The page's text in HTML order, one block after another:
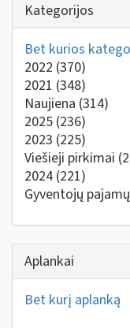
Kategorijos
Bet kurios
2022 (370)
2021 (348)
Naujiena (314)
2025 (236)
2023 (225)
Viešieji pirkimai
2024 (221)
Gyventojų
Aplankai
Bet kurį aplanką